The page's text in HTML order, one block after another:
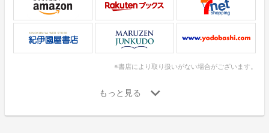
※書店により取り扱いがない場合がございます。